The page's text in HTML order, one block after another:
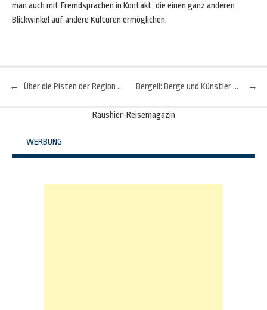
man auch mit Fremdsprachen in Kontakt, die einen ganz anderen
Blickwinkel auf andere Kulturen ermöglichen.
Beitragsnavigation
← Über die Pisten der Region Serfaus-Fiss-Ladis schweben →
Bergell: Berge und Künstler im Süden Graubündens
Raushier-Reisemagazin
WERBUNG